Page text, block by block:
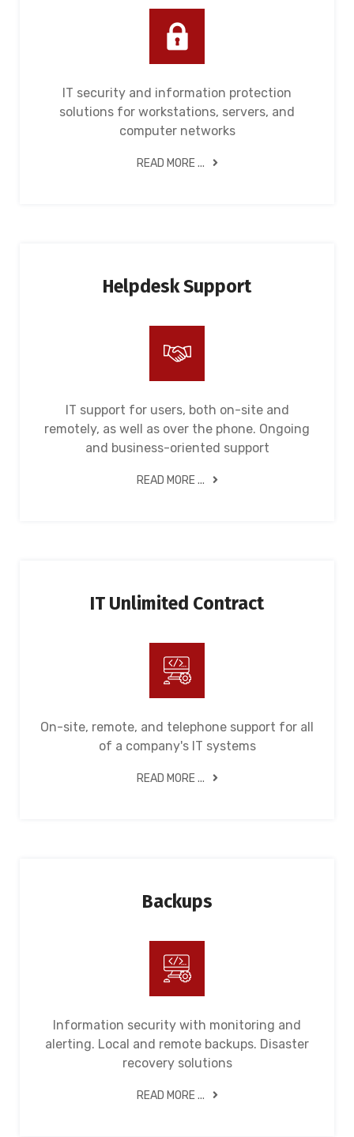
IT security and information protection
solutions for workstations, servers, and
computer networks
READ MORE ...
Helpdesk Support
IT support for users, both on-site and
remotely, as well as over the phone. Ongoing
and business-oriented support
READ MORE ...
IT Unlimited Contract
On-site, remote, and telephone support for all
of a company's IT systems
READ MORE ...
Backups
Information security with monitoring and
alerting. Local and remote backups. Disaster
recovery solutions
READ MORE ...